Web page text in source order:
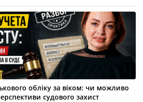
обліку за віком: чи можливо
судового захист